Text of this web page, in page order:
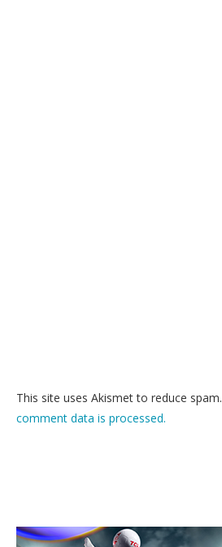
This site uses Akismet to reduce spam.
comment data is processed.